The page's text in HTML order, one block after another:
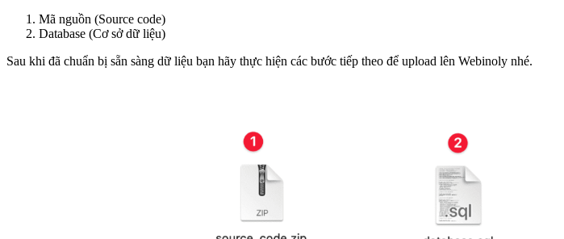
Mã nguồn (Source code)
Database (Cơ sở dữ liệu)
Sau khi đã chuẩn bị sẵn sàng dữ liệu bạn hãy thực hiện các bước tiếp theo để upload lên Webinoly nhé.